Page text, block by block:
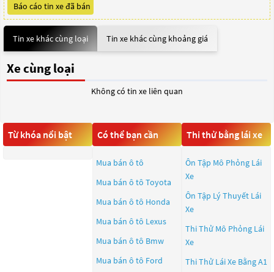
Báo cáo tin xe đã bán
Tin xe khác cùng loại Tin xe khác cùng khoảng giá
Xe cùng loại
Không có tin xe liên quan
Từ khóa nổi bật Có thể bạn cần
Mua bán ô tô
Mua bán ô tô Toyota
Mua bán ô tô Honda
Mua bán ô tô Lexus
Mua bán ô tô Bmw
Mua bán ô tô Ford
Thi thử bằng lái xe
Ôn Tập Mô Phỏng Lái
Xe
Ôn Tập Lý Thuyết Lái
Xe
Thi Thử Mô Phỏng Lái
Xe
Thi Thử Lái Xe Bằng A1